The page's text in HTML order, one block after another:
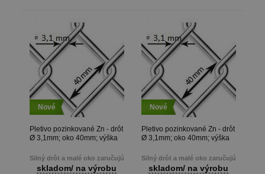
Nové
Pletivo pozinkované Zn - drôt
Ø 3,1mm; oko 40mm; výška
Silný drôt a malé oko zaručujú
pevnosť a kvalitu pletiva
skladom/ na výrobu
Nové
Pletivo pozinkované Zn - drôt
Ø 3,1mm; oko 40mm; výška
Silný drôt a malé oko zaručujú
pevnosť a kvalitu pletiva
skladom/ na výrobu